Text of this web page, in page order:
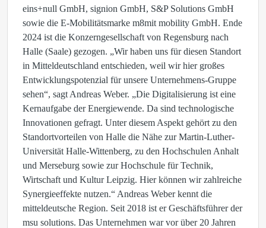
eins+null GmbH, signion GmbH, S&P Solutions GmbH
sowie die E-Mobilitätsmarke m8mit mobility GmbH. Ende
2024 ist die Konzerngesellschaft von Regensburg nach
Halle (Saale) gezogen. „Wir haben uns für diesen Standort
in Mitteldeutschland entschieden, weil wir hier großes
Entwicklungspotenzial für unsere Unternehmens-Gruppe
sehen“, sagt Andreas Weber. „Die Digitalisierung ist eine
Kernaufgabe der Energiewende. Da sind technologische
Innovationen gefragt. Unter diesem Aspekt gehört zu den
Standortvorteilen von Halle die Nähe zur Martin-Luther-
Universität Halle-Wittenberg, zu den Hochschulen Anhalt
und Merseburg sowie zur Hochschule für Technik,
Wirtschaft und Kultur Leipzig. Hier können wir zahlreiche
Synergieeffekte nutzen.“ Andreas Weber kennt die
mitteldeutsche Region. Seit 2018 ist er Geschäftsführer der
msu solutions. Das Unternehmen war vor über 20 Jahren